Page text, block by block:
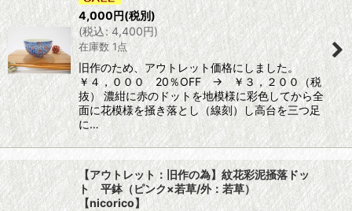
4,000円(税別)
(税込: 4,400円)
在庫数 1点
旧作のため、アウトレット価格にしました。
￥４，０００ 20％OFF → ￥３，２００（税
抜） 濃紺に赤のドットを地模様に彩色してから全
面に花模様を掻き落とし（線刻）し高台を三つ足
に…
【アウトレット：旧作の為】紋花彩泥掻落ドッ
ト 平鉢（ピンク×若草/外：若草）
【nicorico】